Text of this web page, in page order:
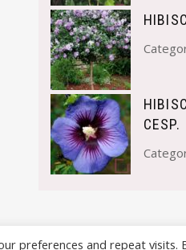
CESP.
preferences and repeat visits.